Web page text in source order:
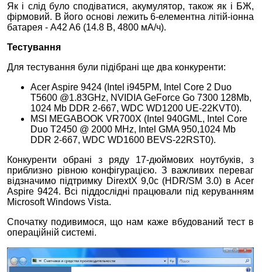
Як і слід було сподіватися, акумулятор, також як і БЖ,
фірмовий. В його основі лежить 6-елементна літій-іонна
батарея - A42 A6 (14.8 В, 4800 мА/ч).
Тестування
Для тестування були підібрані ще два конкуренти:
Acer Aspire 9424 (Intel i945PM, Intel Core 2 Duo
T5600 @1.83GHz, NVIDIA GeForce Go 7300 128Mb,
1024 Mb DDR 2-667, WDC WD1200 UE-22KVT0).
MSI MEGABOOK VR700X (Intel 940GML, Intel Core
Duo T2450 @ 2000 MHz, Intel GMA 950,1024 Mb
DDR 2-667, WDC WD1600 BEVS-22RST0).
Конкуренти обрані з ряду 17-дюймових ноутбуків, з
приблизно рівною конфігурацією. З важливих переваг
відзначимо підтримку DirextХ 9,0c (HDR/SM 3.0) в Acer
Aspire 9424. Всі піддослідні працювали під керуванням
Microsoft Windows Vista.
Спочатку подивимося, що нам каже вбудований тест в
операційній системі.